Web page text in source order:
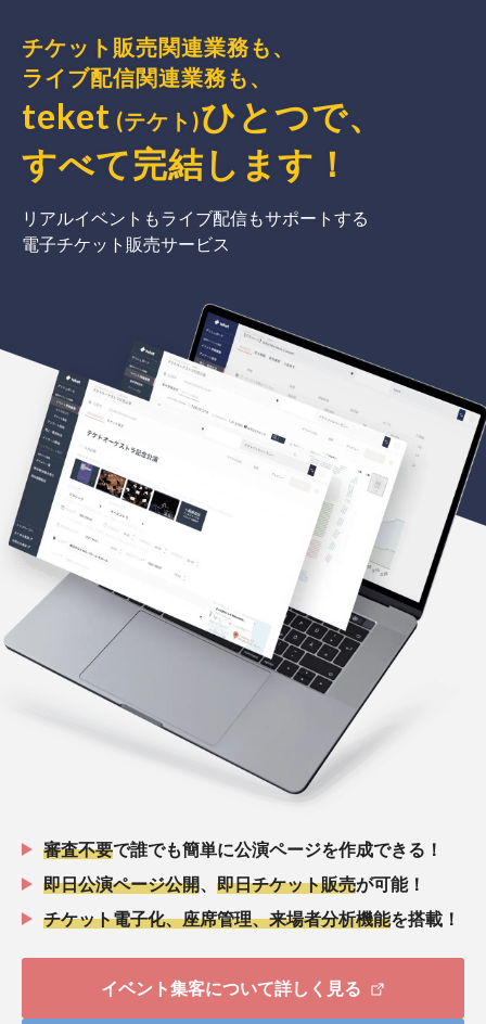
チケット販売関連業務も、
ライブ配信関連業務も、
teket (テケト)ひとつで、
すべて完結 します ！
リアルイベントもライブ配信もサポートする
電子チケット販売サービス
審査不要で誰でも簡単に公演ページを作成できる！
即日公演ページ公開
即日チケット販売が可能！
チケット電子化、座席管理、来場者分析機能を搭載！
イベント集客について詳しく見る